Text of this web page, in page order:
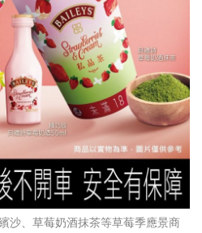
沙、草莓奶酒抹茶等草莓季應景商